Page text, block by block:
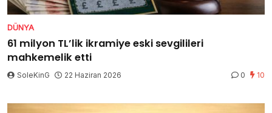
DÜNYA
61 milyon TL’lik ikramiye eski sevgilileri
mahkemelik etti
SoleKinG 22 Haziran 2026 0 10